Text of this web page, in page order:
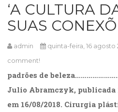
Vivências
(104)
Ciências
Sociais
Cinema
(23)
Comportamento
Comunicação
‘A CULTURA
SUAS
admin quinta-feira, 16 agosto
comment!
padrões de
Julio Abramczyk, publicada
em 16/08/2018. Cirurgia